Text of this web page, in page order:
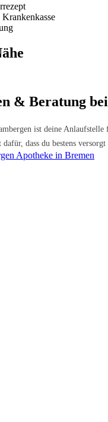
& Beratung
ist deine
dass du bestens
Apotheke in Bremen